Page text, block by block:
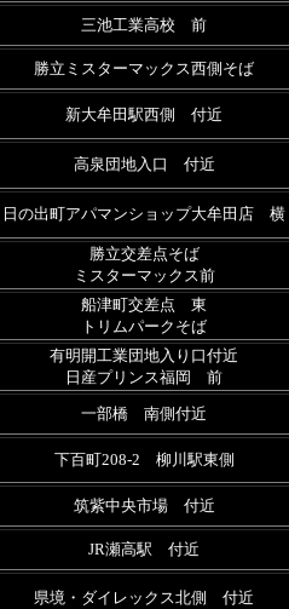
三池工業高校 前
勝立ミスターマックス西側そば
新大牟田駅西側 付近
高泉団地入口 付近
日の出町アパマンショップ大牟田店 横
勝立交差点そば
ミスターマックス前
船津町交差点 東
トリムパークそば
有明開工業団地入り口付近
日産プリンス福岡 前
一部橋 南側付近
下百町208-2 柳川駅東側
筑紫中央市場 付近
JR瀬高駅 付近
県境・ダイレックス北側 付近